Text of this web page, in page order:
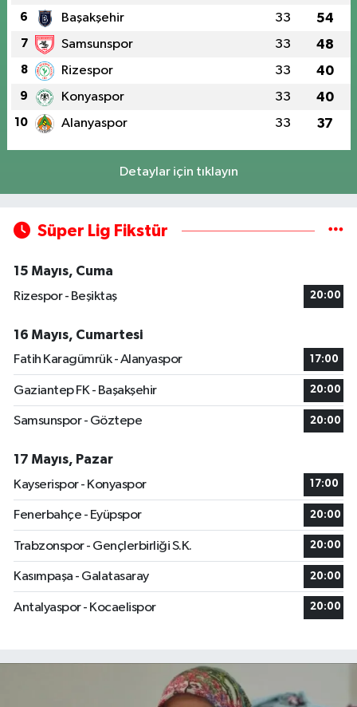
6 Başakşehir 33 54
7 Samsunspor 33 48
8 Rizespor 33 40
9 Konyaspor 33 40
10 Alanyaspor 33 37
Detaylar için tıklayın
Süper Lig Fikstür
15 Mayıs, Cuma
Rizespor - Beşiktaş
20:00
16 Mayıs, Cumartesi
Fatih Karagümrük - Alanyaspor
17:00
Gaziantep FK - Başakşehir 20:00
Samsunspor - Göztepe 20:00
17 Mayıs, Pazar
Kayserispor - Konyaspor
17:00
Fenerbahçe - Eyüpspor 20:00
Trabzonspor - Gençlerbirliği S.K. 20:00
Kasımpaşa - Galatasaray 20:00
Antalyaspor - Kocaelispor 20:00